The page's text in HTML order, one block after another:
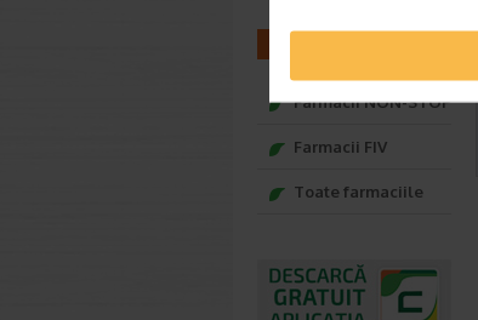
Farmacii NON-STOP
Farmacii FIV
Toate farmaciile